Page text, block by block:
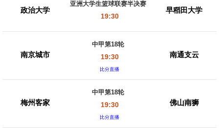
政治大学
亚洲大学生篮球联赛半决赛
19:30
早稻田大学
南京城市
中甲第18轮
19:30
比分直播
南通支云
梅州客家
中甲第18轮
19:30
比分直播
佛山南狮